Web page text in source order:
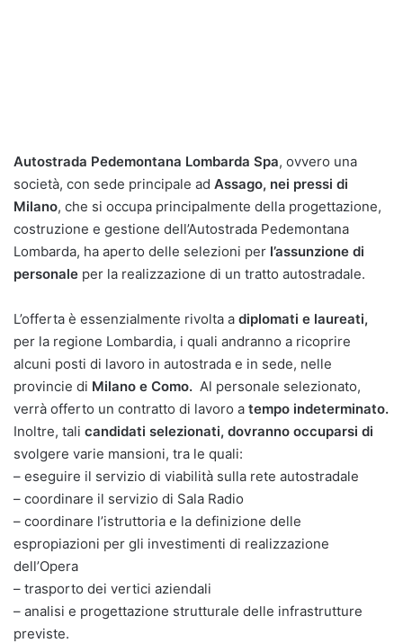
Autostrada Pedemontana Lombarda Spa, ovvero una
società, con sede principale ad Assago, nei pressi di
Milano, che si occupa principalmente della progettazione,
costruzione e gestione dell’Autostrada Pedemontana
Lombarda, ha aperto delle selezioni per l’assunzione di
personale per la realizzazione di un tratto autostradale.
L’offerta è essenzialmente rivolta a diplomati e laureati,
per la regione Lombardia, i quali andranno a ricoprire
alcuni posti di lavoro in autostrada e in sede, nelle
provincie di Milano e Como. Al personale selezionato,
verrà offerto un contratto di lavoro a tempo indeterminato.
Inoltre, tali candidati selezionati, dovranno occuparsi di
svolgere varie mansioni, tra le quali:
– eseguire il servizio di viabilità sulla rete autostradale
– coordinare il servizio di Sala Radio
– coordinare l’istruttoria e la definizione delle
espropiazioni per gli investimenti di realizzazione
dell’Opera
– trasporto dei vertici aziendali
– analisi e progettazione strutturale delle infrastrutture
previste.